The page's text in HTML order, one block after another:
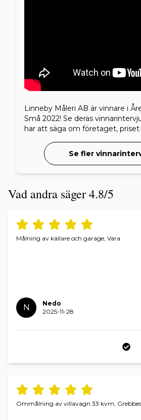
Linneby Måleri AB är vinnare i
Små 2022! Se deras
har att säga om företaget, priset
Se fler
Vad andra säger 4.8/5
Målning av källare och garage, Vara
N
Nedo
2025-11-28
Ommålning av villavagn 33 kvm,